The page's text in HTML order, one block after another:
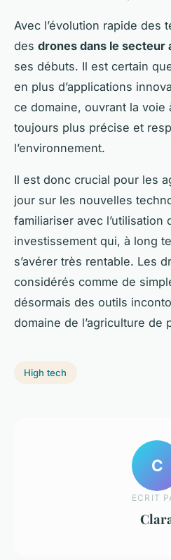
Avec l’évolution rapide des
des drones dans le secteur
ses débuts. Il est certain
en plus d’applications
ce domaine, ouvrant la voie
toujours plus précise et
l’environnement.
Il est donc crucial pour les
jour sur les nouvelles
familiariser avec l’utilisation
investissement qui, à long
s’avérer très rentable. Les
considérés comme de
désormais des outils
domaine de l’agriculture de
High tech
C
ECRIT